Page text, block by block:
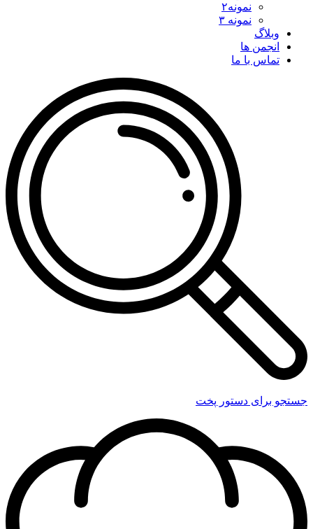
نمونه۲
نمونه ۳
وبلاگ
انجمن ها
تماس با ما
جستجو برای دستور پخت